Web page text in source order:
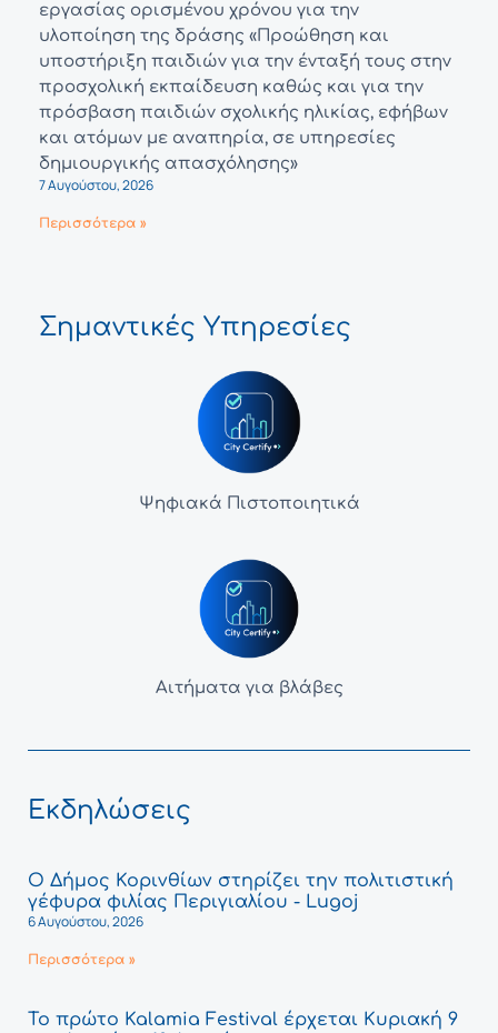
εργασίας ορισμένου χρόνου για την
υλοποίηση της δράσης «Προώθηση και
υποστήριξη παιδιών για την ένταξή τους στην
προσχολική εκπαίδευση καθώς και για την
πρόσβαση παιδιών σχολικής ηλικίας, εφήβων
και ατόμων με αναπηρία, σε υπηρεσίες
δημιουργικής απασχόλησης»
7 Αυγούστου, 2026
Περισσότερα »
Σημαντικές Υπηρεσίες
Ψηφιακά Πιστοποιητικά
Αιτήματα για βλάβες
Εκδηλώσεις
Ο Δήμος Κορινθίων στηρίζει την πολιτιστική
γέφυρα φιλίας Περιγιαλίου - Lugoj
6 Αυγούστου, 2026
Περισσότερα »
Το πρώτο Kalamia Festival έρχεται Κυριακή 9